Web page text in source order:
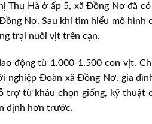
Thu Hà ở ấp 5, xã Đồng Nơ đã có
Nơ. Sau khi tìm hiểu mô hình
trại nuôi vịt trên cạn.
động từ 1.000-1.500 con vịt.
nghiệp Đoàn xã Đồng Nơ, gia
trợ từ khâu chọn giống, kỹ thuật
định hơn trước.